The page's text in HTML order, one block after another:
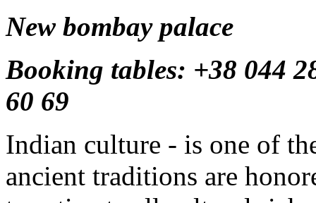
New bombay palace
Booking tables: +38 044
60 69
Indian culture - is one of
ancient traditions are